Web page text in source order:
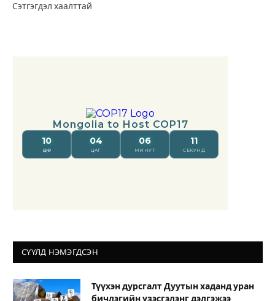
Сэтгэгдэл хаалттай
СҮҮЛД НЭМЭГДСЭН
Түүхэн дурсгалт Дуутын хаданд уран
бичлэгийн үзэсгэлэнг дэлгэжээ